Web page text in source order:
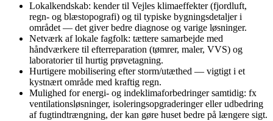
Lokalkendskab: kender til Vejles klimaeffekter (fjordluft,
regn- og blæstopografi) og til typiske bygningsdetaljer i
området — det giver bedre diagnose og varige løsninger.
Netværk af lokale fagfolk: tættere samarbejde med
håndværkere til efterreparation (tømrer, maler, VVS) og
laboratorier til hurtig prøvetagning.
Hurtigere mobilisering efter storm/utæthed — vigtigt i et
kystnært område med kraftig regn.
Mulighed for energi- og indeklimaforbedringer samtidig: fx
ventilationsløsninger, isoleringsopgraderinger eller udbedring
af fugtindtrængning, der kan gøre huset bedre på længere sigt.